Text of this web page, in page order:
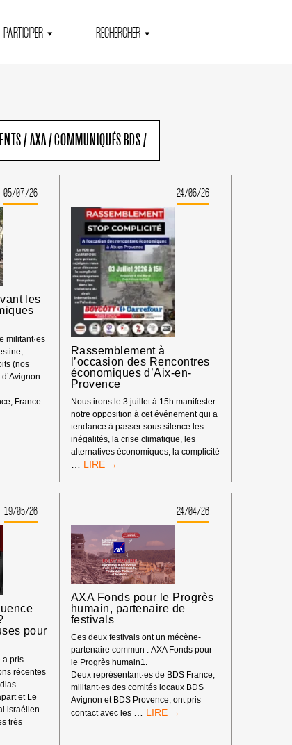
PARTICIPER RECHERCHER
/AXA/COMMUNIQUÉS BDS/
05/07/26
les
militant·es
(nos
France
24/06/26
Rassemblement à
l’occasion des Rencontres
économiques d’Aix-en-
Provence
Nous irons le 3 juillet à 15h manifester
notre opposition à cet événement qui a
tendance à passer sous silence les
inégalités, la crise climatique, les
alternatives économiques, la complicité
… RASSEMBLEMENT
ÉCONOMIQUES
D’AIX-
EN-
PROVENCE
19/05/26
pour
a pris
récentes
et Le
israélien
très
24/04/26
AXA Fonds pour le Progrès
humain, partenaire de
festivals
Ces deux festivals ont un mécène-
partenaire commun : AXA Fonds pour
le Progrès humain1.
Deux représentant·es de BDS France,
militant·es des comités locaux BDS
Avignon et BDS Provence, ont pris
contact avec les … AXA